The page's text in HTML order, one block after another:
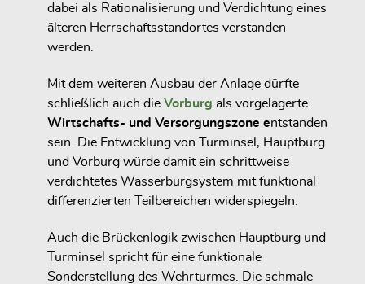
dabei als Rationalisierung und Verdichtung eines
älteren Herrschaftsstandortes verstanden
werden.
Mit dem weiteren Ausbau der Anlage dürfte
schließlich auch die Vorburg als vorgelagerte
Wirtschafts- und Versorgungszone entstanden
sein. Die Entwicklung von Turminsel, Hauptburg
und Vorburg würde damit ein schrittweise
verdichtetes Wasserburgsystem mit funktional
differenzierten Teilbereichen widerspiegeln.
Auch die Brückenlogik zwischen Hauptburg und
Turminsel spricht für eine funktionale
Sonderstellung des Wehrturmes. Die schmale